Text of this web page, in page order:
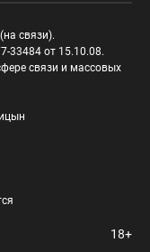
связи).
33484 от 15.10.08.
связи и массовых
18+